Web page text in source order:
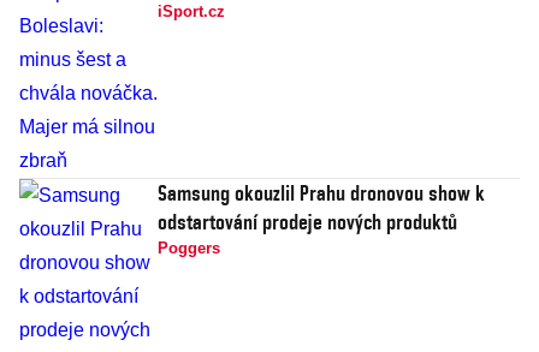
iSport.cz
Samsung okouzlil Prahu dronovou show k
odstartování prodeje nových produktů
Poggers